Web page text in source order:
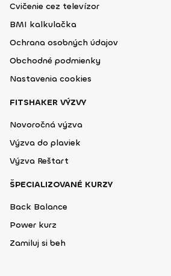
Cvičenie cez televízor
BMI kalkulačka
Ochrana osobných údajov
Obchodné podmienky
Nastavenia cookies
FITSHAKER VÝZVY
Novoročná výzva
Výzva do plaviek
Výzva Reštart
ŠPECIALIZOVANÉ KURZY
Back Balance
Power kurz
Zamiluj si beh